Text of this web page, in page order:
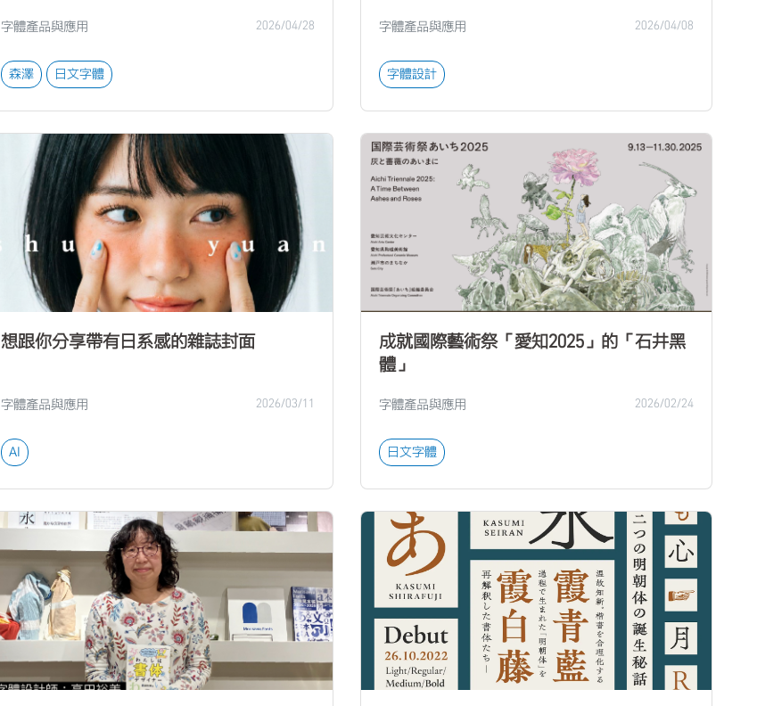
字體產品與應用 2026/04/28
森澤 日文字體
字體產品與應用 2026/04/08
字體設計
想跟你分享帶有日系感的雜誌封面
字體產品與應用 2026/03/11
AI
成就國際藝術祭「愛知2025」的「石井黑
體」
字體產品與應用 2026/02/24
日文字體